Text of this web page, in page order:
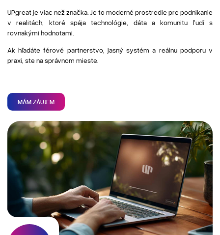
UPgreat je viac než značka. Je to moderné prostredie pre podnikanie
v realitách, ktoré spája technológie, dáta a komunitu ľudí s
rovnakými hodnotami.
Ak hľadáte férové partnerstvo, jasný systém a reálnu podporu v
praxi, ste na správnom mieste.
MÁM ZÁUJEM